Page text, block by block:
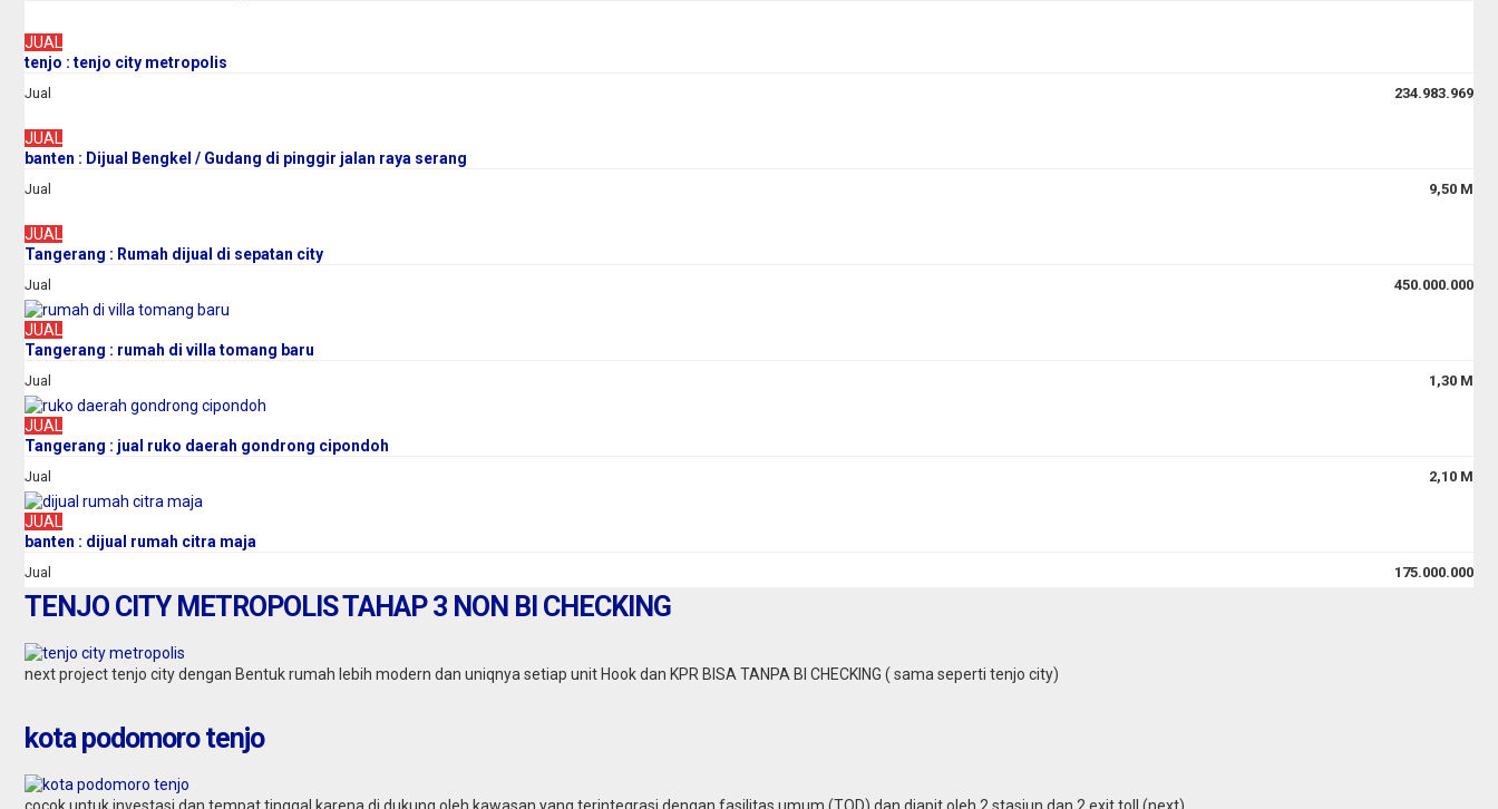
JUAL
tenjo : tenjo city metropolis
Jual 234.983.969
JUAL
banten : Dijual Bengkel / Gudang di pinggir jalan raya serang
Jual 9,50 M
JUAL
Tangerang : Rumah dijual di sepatan city
Jual 450.000.000
JUAL
Tangerang : rumah di villa tomang baru
Jual 1,30 M
JUAL
Tangerang : jual ruko daerah gondrong cipondoh
Jual 2,10 M
JUAL
banten : dijual rumah citra maja
Jual 175.000.000
TENJO CITY METROPOLIS TAHAP 3 NON BI CHECKING
next project tenjo city dengan Bentuk rumah lebih modern dan uniqnya setiap unit Hook dan KPR BISA TANPA BI CHECKING ( sama seperti tenjo city)
kota podomoro tenjo